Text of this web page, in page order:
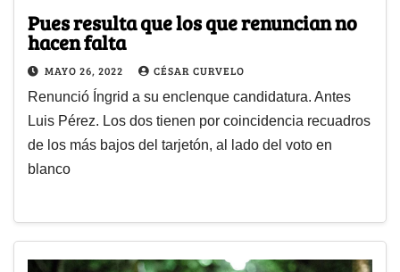
Pues resulta que los que renuncian no
hacen falta
MAYO 26, 2022 CÉSAR CURVELO
Renunció Íngrid a su enclenque candidatura. Antes
Luis Pérez. Los dos tienen por coincidencia recuadros
de los más bajos del tarjetón, al lado del voto en
blanco